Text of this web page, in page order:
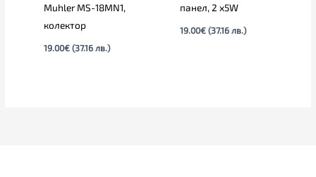
Muhler MS-18MN1,
колектор
19.00€ (37.16 лв.)
панел, 2 х5W
19.00€ (37.16 лв.)